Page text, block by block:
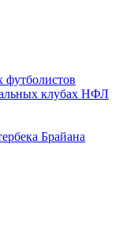
футболистов
клубах НФЛ
Брайана